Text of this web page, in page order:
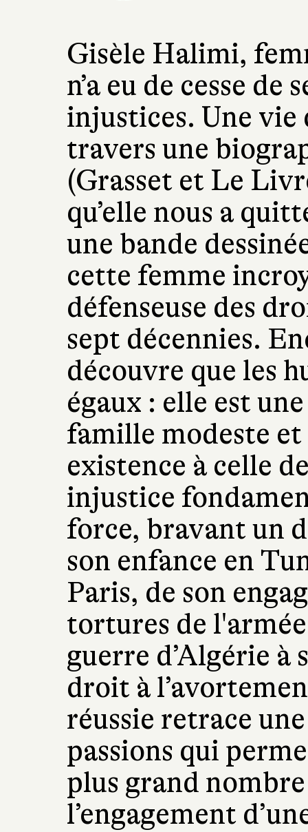
Gisèle Halimi,
n’a eu de cesse
injustices. Une vie
travers une
(Grasset et Le
qu’elle nous a
une bande
cette femme
défenseuse des
sept décennies.
découvre que les
égaux : elle est
famille modeste
existence à celle
injustice
force, bravant un
son enfance en
Paris, de son
tortures de
guerre d’Algérie à
droit à
réussie retrace
passions qui
plus grand
l’engagement